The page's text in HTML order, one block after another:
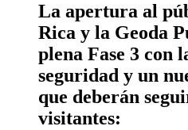
La apertura al
Rica y la Geoda
plena Fase 3 con
seguridad y un
que deberán
visitantes: